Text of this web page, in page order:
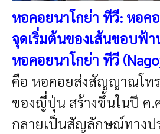
หอคอยนาโกย่า ทีวี: หอค
จุดเริ่มต้นของเส้นขอบฟ้า
หอคอยนาโกย่า ทีวี
คือ หอคอยส่งสัญญาณโท
ของญี่ปุ่น สร้างขึ้นในปี ค.
กลายเป็นสัญลักษณ์ทางป